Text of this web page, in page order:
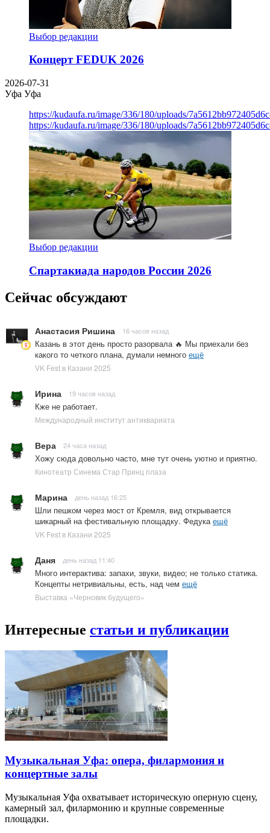
Выбор редакции
Концерт FEDUK 2026
2026-07-31
Уфа Уфа
https://kudaufa.ru/image/336/180/uploads/
https://kudaufa.ru/image/336/180/uploads/
Выбор редакции
Спартакиада народов России 2026
Сейчас обсуждают
Анастасия Ришина 16 часов назад
Казань в этот день просто разорвала 🔥 Мы приехали без
какого то четкого плана, думали немного ещё
VK Fest в Казани 2025
Ирина 19 часов назад
Кже не работает.
Международный институт антиквариата
Вера 24 часа назад
Хожу сюда довольно часто, мне тут очень уютно и приятно.
Кинотеатр Синема Стар Принц плаза
Марина день назад 16:25
Шли пешком через мост от Кремля, вид открывается
шикарный на фестивальную площадку. Федука ещё
VK Fest в Казани 2025
Даня день назад 11:40
Много интерактива: запахи, звуки, видео; не только статика.
Концепты нетривиальны, есть, над чем ещё
Выставка «Черновик будущего»
Интересные статьи и публикации
Музыкальная Уфа: опера, филармония и
концертные залы
Музыкальная Уфа охватывает историческую оперную сцену,
камерный зал, филармонию и крупные современные
площадки.